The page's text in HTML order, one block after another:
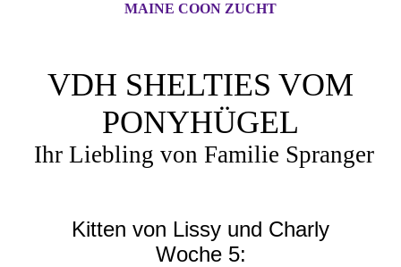
MAINE COON ZUCHT
VDH SHELTIES VOM
PONYHÜGEL
Ihr Liebling von Familie Spranger
Kitten von Lissy und Charly
Woche 5: